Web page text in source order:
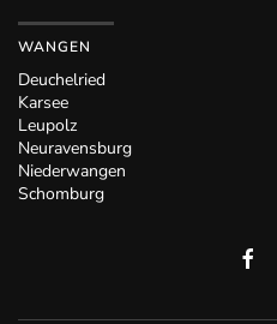
WANGEN
Deuchelried
Karsee
Leupolz
Neuravensburg
Niederwangen
Schomburg